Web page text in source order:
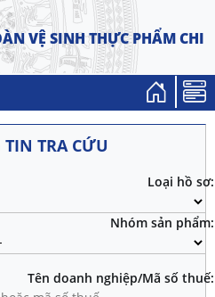
VỆ SINH THỰC PHẨMCHI
TRA CỨU
Loại hồ sơ:
Nhóm sản phẩm:
Tên doanh nghiệp/Mã số thuế: